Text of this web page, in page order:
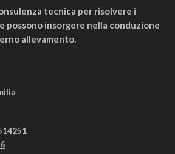
tecnica per risolvere i
possono insorgere nella conduzione
allevamento.